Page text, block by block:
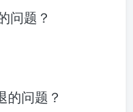
问题？
问题？